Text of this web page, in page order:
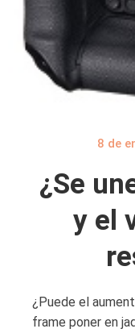
8 de
¿Se
y el
¿Puede el
frame poner en